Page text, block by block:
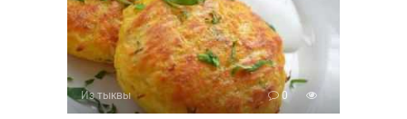
Из тыквы 0